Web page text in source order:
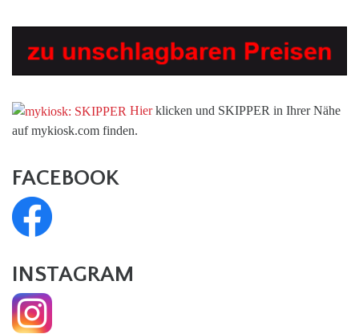
Hierklicken und SKIPPER in Ihrer Nähe
auf mykiosk.com finden.
FACEBOOK
INSTAGRAM